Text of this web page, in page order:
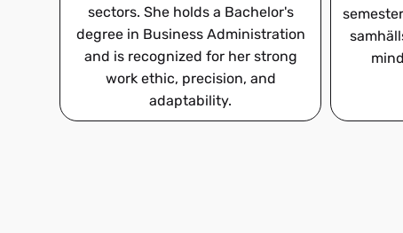
NL
sectors. She holds a Bachelor's
degree in Business Administration
and is recognized for her strong
work ethic, precision, and
adaptability.